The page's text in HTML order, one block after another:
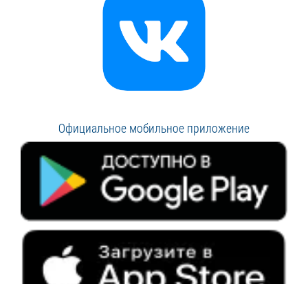
Официальное мобильное приложение